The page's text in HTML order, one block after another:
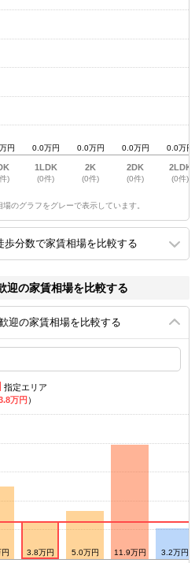
円 0.0万円 0.0万円 0.0万円 0.0万円
)
1LDK
(0件)
2K
(0件)
2DK
(0件)
2LDK
(0件)
のグラフをグレーで表示しています。
分数で家賃相場を比較する
迎の家賃相場を比較する
迎の家賃相場を比較する
指定エリア
万円 ）
3.8万円 5.0万円 11.9万円 3.2万円